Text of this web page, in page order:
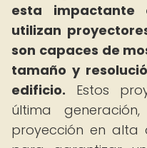
esta impactante
utilizan
son capaces de
tamaño y
edificio. Estos
última
proyección en alta